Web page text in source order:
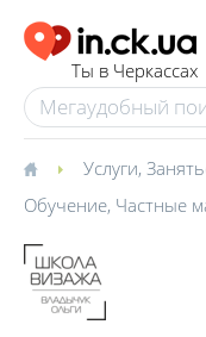
Ты в Черкассах
Услуги,
Обучение, Частные